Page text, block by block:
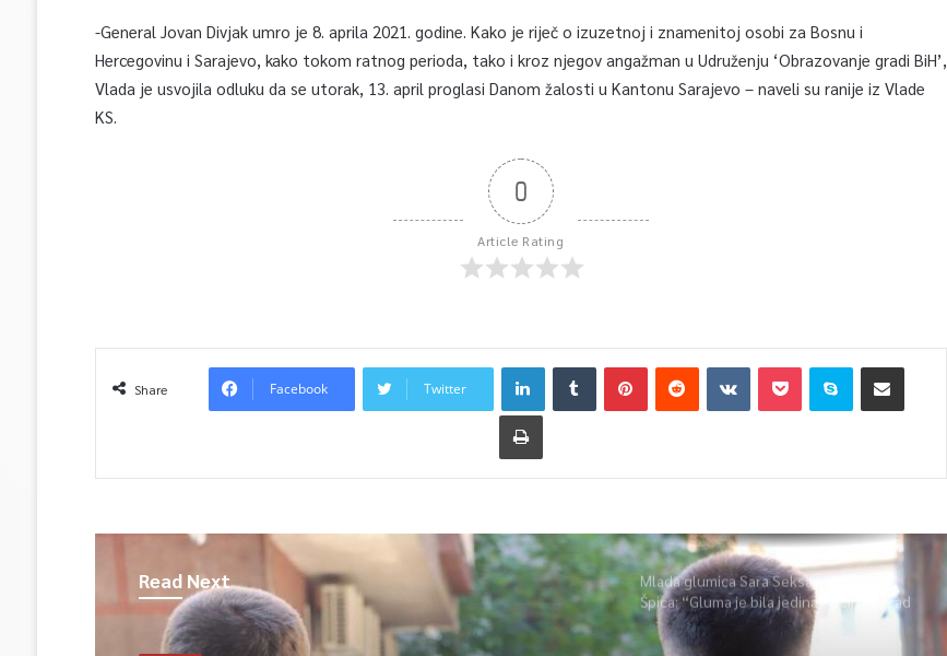
-General Jovan Divjak umro je 8. aprila 2021. godine. Kako je riječ o izuzetnoj i znamenitoj osobi za Bosnu i
Hercegovinu i Sarajevo, kako tokom ratnog perioda, tako i kroz njegov angažman u Udruženju ‘Obrazovanje gradi BiH’,
Vlada je usvojila odluku da se utorak, 13. april proglasi Danom žalosti u Kantonu Sarajevo – naveli su ranije iz Vlade
KS.
0
Article Rating
Share Facebook Twitter
Read Next
Mlada glumica Sara Seksan u emisiji
Špica: “Gluma je bila jedina opcija, uz rad
i disciplinu sve je moguće”